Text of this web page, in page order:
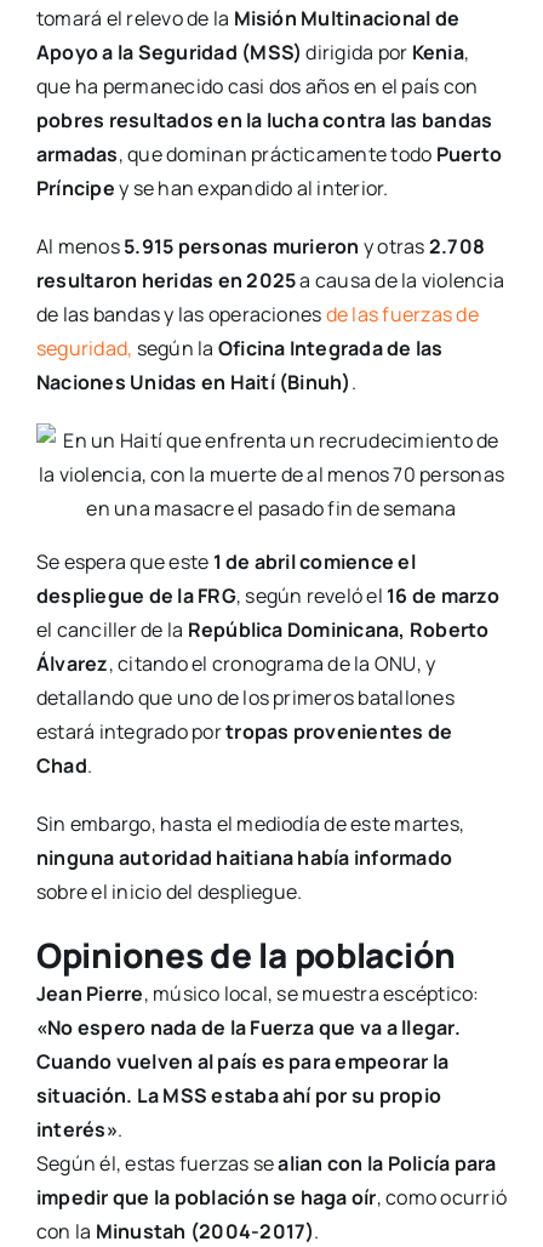
tomará el relevo de la Misión Multinacional de
Apoyo a la Seguridad (MSS) dirigida por Kenia,
que ha permanecido casi dos años en el país con
pobres resultados en la lucha contra las bandas
armadas, que dominan prácticamente todo Puerto
Príncipey se han expandido al interior.
Al menos5.915 personas murieron y otras2.708
resultaron heridas en 2025a causa de la violencia
de las bandas y las operacionesde las fuerzas de
seguridad, según la Oficina Integrada de las
Naciones Unidas en Haití (Binuh).
Se espera que este 1 de abril comience el
despliegue de la FRG, según reveló el 16 de marzo
el canciller de la República Dominicana, Roberto
Álvarez, citando el cronograma de la ONU, y
detallando que uno de los primeros batallones
estará integrado portropas provenientes de
Chad.
Sin embargo, hasta el mediodía de este martes,
ninguna autoridad haitiana había informado
sobre el inicio del despliegue.
Opiniones de la población
Jean Pierre, músico local, se muestra escéptico:
«No espero nada de la Fuerza que va a llegar.
Cuando vuelven al país es para empeorar la
situación. La MSS estaba ahí por su propio
interés».
Según él, estas fuerzas sealian con la Policía para
impedir que la población se haga oír, como ocurrió
con la Minustah (2004-2017).